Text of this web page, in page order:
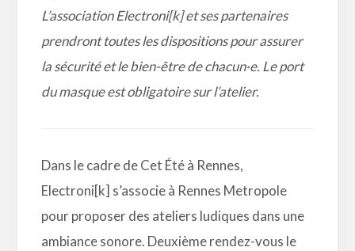
L’association Electroni[k] et ses partenaires
prendront toutes les dispositions pour assurer
la sécurité et le bien-être de chacun·e. Le port
du masque est obligatoire sur l’atelier.
Dans le cadre de Cet Été à Rennes,
Electroni[k] s’associe à Rennes Metropole
pour proposer des ateliers ludiques dans une
ambiance sonore. Deuxième rendez-vous le